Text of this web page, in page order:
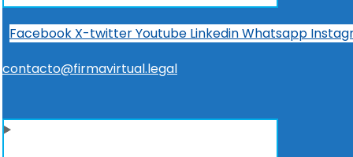
Facebook X-twitterYoutube LinkedinWhatsapp
contacto@firmavirtual.legal